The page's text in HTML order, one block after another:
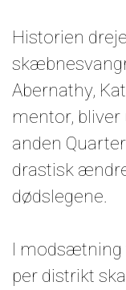
Historien
Abernathy,
mentor, bliver
anden
drastisk
dødslegene.
I modsætning
per distrikt